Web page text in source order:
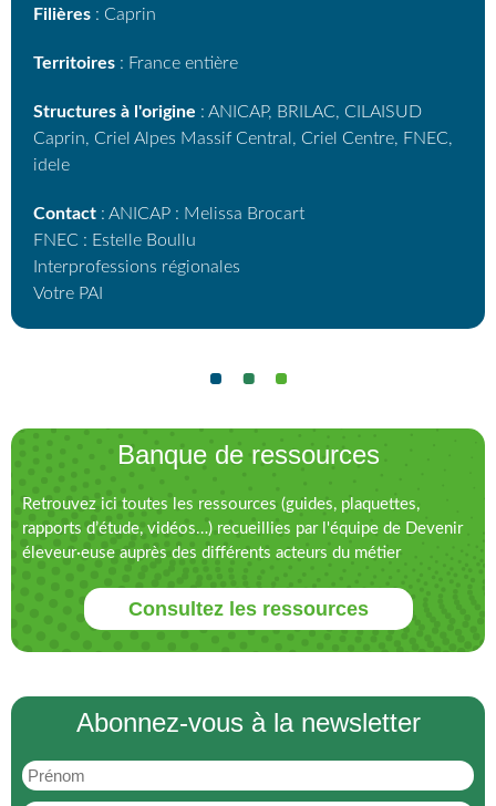
Filières : Caprin
Territoires : France entière
Structures à l'origine : ANICAP, BRILAC, CILAISUD
Caprin, Criel Alpes Massif Central, Criel Centre, FNEC,
idele
Contact : ANICAP : Melissa Brocart
FNEC : Estelle Boullu
Interprofessions régionales
Votre PAI
Banque de ressources
Retrouvez ici toutes les ressources (guides, plaquettes,
rapports d’étude, vidéos…) recueillies par l'équipe de Devenir
éleveur·euse auprès des différents acteurs du métier
Consultez les ressources
Abonnez-vous à la newsletter